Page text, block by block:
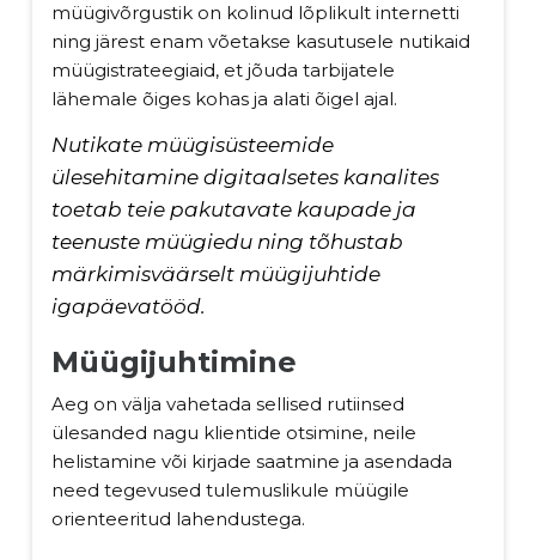
müügivõrgustik on kolinud lõplikult internetti
ning järest enam võetakse kasutusele nutikaid
müügistrateegiaid, et jõuda tarbijatele
lähemale õiges kohas ja alati õigel ajal.
Nutikate müügisüsteemide
ülesehitamine digitaalsetes kanalites
toetab teie pakutavate kaupade ja
teenuste müügiedu ning tõhustab
märkimisväärselt müügijuhtide
igapäevatööd.
Müügijuhtimine
Aeg on välja vahetada sellised rutiinsed
ülesanded nagu klientide otsimine, neile
helistamine või kirjade saatmine ja asendada
need tegevused tulemuslikule müügile
orienteeritud lahendustega.